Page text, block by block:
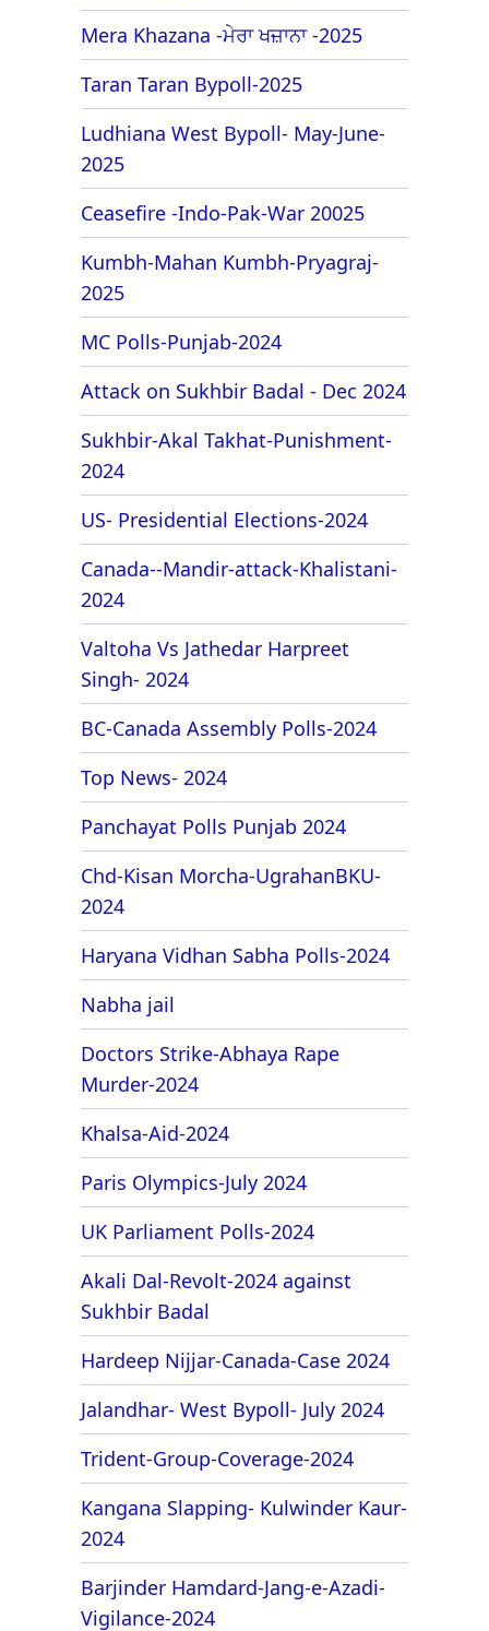
Mera Khazana -ਮੇਰਾ ਖਜ਼ਾਨਾ -2025
Taran Taran Bypoll-2025
Ludhiana West Bypoll- May-June-
2025
Ceasefire -Indo-Pak-War 20025
Kumbh-Mahan Kumbh-Pryagraj-
2025
MC Polls-Punjab-2024
Attack on Sukhbir Badal - Dec 2024
Sukhbir-Akal Takhat-Punishment-
2024
US- Presidential Elections-2024
Canada--Mandir-attack-Khalistani-
2024
Valtoha Vs Jathedar Harpreet
Singh- 2024
BC-Canada Assembly Polls-2024
Top News- 2024
Panchayat Polls Punjab 2024
Chd-Kisan Morcha-UgrahanBKU-
2024
Haryana Vidhan Sabha Polls-2024
Nabha jail
Doctors Strike-Abhaya Rape
Murder-2024
Khalsa-Aid-2024
Paris Olympics-July 2024
UK Parliament Polls-2024
Akali Dal-Revolt-2024 against
Sukhbir Badal
Hardeep Nijjar-Canada-Case 2024
Jalandhar- West Bypoll- July 2024
Trident-Group-Coverage-2024
Kangana Slapping- Kulwinder Kaur-
2024
Barjinder Hamdard-Jang-e-Azadi-
Vigilance-2024